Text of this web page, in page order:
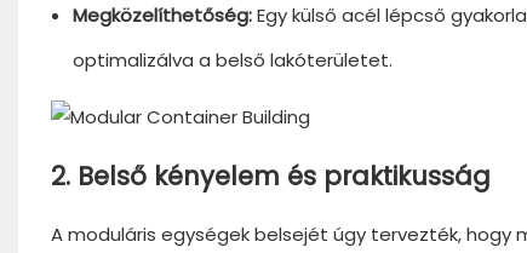
Megközelíthetőség:Egy külső acél lépcső
optimalizálva a belső lakóterületet.
2. Belső kényelem és praktikusság
A moduláris egységek belsejét úgy tervezték, hogy